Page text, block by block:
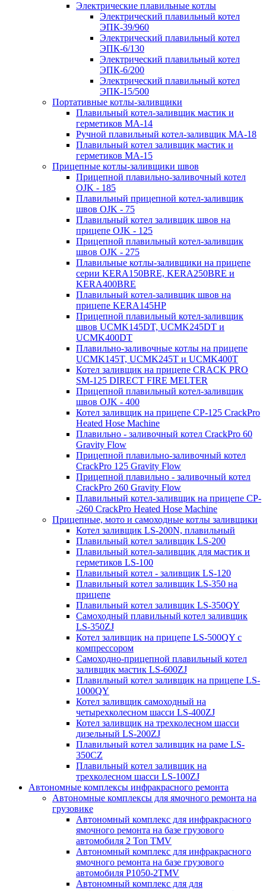
Электрические плавильные котлы
Электрический плавильный котел
ЭПК-39/960
Электрический плавильный котел
ЭПК-6/130
Электрический плавильный котел
ЭПК-6/200
Электрический плавильный котел
ЭПК-15/500
Портативные котлы-заливщики
Плавильный котел-заливщик мастик и
герметиков МА-14
Ручной плавильный котел-заливщик МА-18
Плавильный котел заливщик мастик и
герметиков МА-15
Прицепные котлы-заливщики швов
Прицепной плавильно-заливочный котел
OJK - 185
Плавильный прицепной котел-заливщик
швов OJK - 75
Плавильный котел заливщик швов на
прицепе OJK - 125
Прицепной плавильный котел-заливщик
швов OJK - 275
Плавильные котлы-заливщики на прицепе
серии KERA150BRE, KERA250BRE и
KERA400BRE
Плавильный котел-заливщик швов на
прицепе KERA145HP
Прицепной плавильный котел-заливщик
швов UCMK145DT, UCMK245DT и
UCMK400DT
Плавильно-заливочные котлы на прицепе
UCMK145T, UCMK245T и UCMK400T
Котел заливщик на прицепе CRACK PRO
SM-125 DIRECT FIRE MELTER
Прицепной плавильный котел-заливщик
швов OJK - 400
Котел заливщик на прицепе CP-125 CrackPro
Heated Hose Machine
Плавильно - заливочный котел CrackPro 60
Gravity Flow
Прицепной плавильно-заливочный котел
CrackPro 125 Gravity Flow
Прицепной плавильно - заливочный котел
CrackPro 260 Gravity Flow
Плавильный котел-заливщик на прицепе CP-
-260 CrackPro Heated Hose Machine
Прицепные, мото и самоходные котлы заливщики
Котел заливщик LS-200N, плавильный
Плавильный котел заливщик LS-200
Плавильный котел-заливщик для мастик и
герметиков LS-100
Плавильный котел - заливщик LS-120
Плавильный котел заливщик LS-350 на
прицепе
Плавильный котел заливщик LS-350QY
Самоходный плавильный котел заливщик
LS-350ZJ
Котел заливщик на прицепе LS-500QY с
компрессором
Самоходно-прицепной плавильный котел
заливщик мастик LS-600ZJ
Плавильный котел заливщик на прицепе LS-
1000QY
Котел заливщик самоходный на
четырехколесном шасси LS-400ZJ
Котел заливщик на трехколесном шасси
дизельный LS-200ZJ
Плавильный котел заливщик на раме LS-
350CZ
Плавильный котел заливщик на
трехколесном шасси LS-100ZJ
Автономные комплексы инфракрасного ремонта
Автономные комплексы для ямочного ремонта на
грузовике
Автономный комплекс для инфракрасного
ямочного ремонта на базе грузового
автомобиля 2 Ton TMV
Автономный комплекс для инфракрасного
ямочного ремонта на базе грузового
автомобиля P1050-2TMV
Автономный комплекс для для